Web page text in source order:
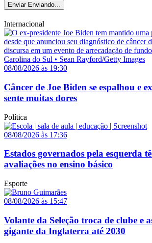
Enviar Enviando...
Internacional
08/08/2026 às 19:30
Câncer de Joe Biden se espalhou e
sente muitas dores
Política
08/08/2026 às 17:36
Estados governados pela esquerda
avaliações no ensino básico
Esporte
08/08/2026 às 15:47
Volante da Seleção troca de clube e
gigante da Inglaterra até 2030